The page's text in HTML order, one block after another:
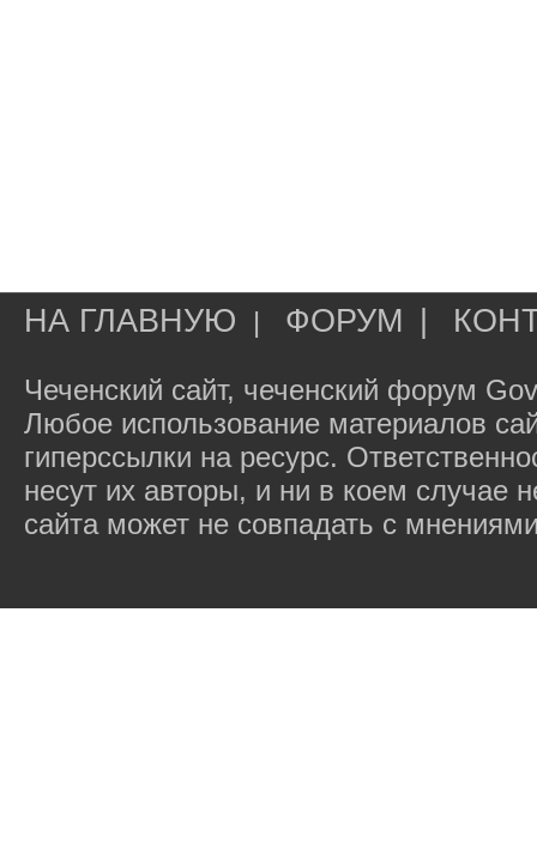
НА ГЛАВНУЮ | ФОРУМ
Чеченский сайт, чеченский форум
Любое использование материалов
гиперссылки на ресурс.
несут их авторы, и ни в коем случае
сайта может не совпадать с